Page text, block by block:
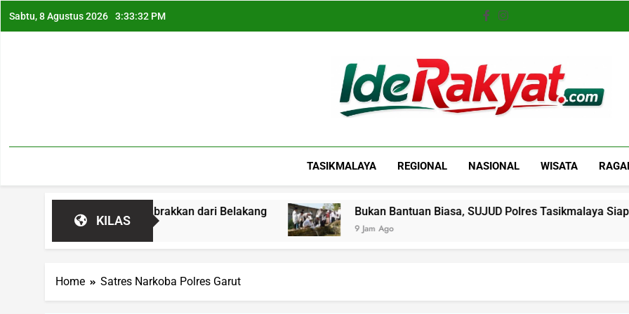
Sabtu, 8 Agustus 2026 3:33:33 PM
Iderakyat.com
TASIKMALAYA REGIONAL NASIONAL WISATA
KILAS
Mobil Ditabrakkan dari Belakang Bukan Bantuan Biasa, SUJUD Polres Tasikmalaya Siapkan Jalan
9 Jam Ago
Home Satres Narkoba Polres Garut